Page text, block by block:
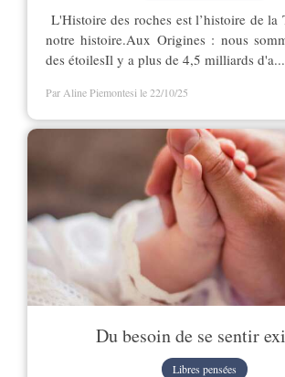
L'Histoire des roches est l’histoire de la
notre histoire.Aux Origines : nous
des étoilesIl y a plus de 4,5 milliards d'a...
Par Aline Piemontesi le 22/10/25
Du besoin de se sentir
Libres pensées